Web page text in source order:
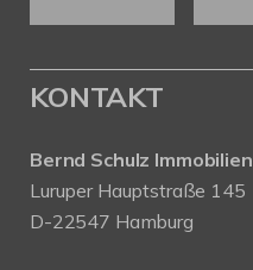
KONTAKT
Bernd Schulz Immobilien
Luruper Hauptstraße 145
D-22547 Hamburg